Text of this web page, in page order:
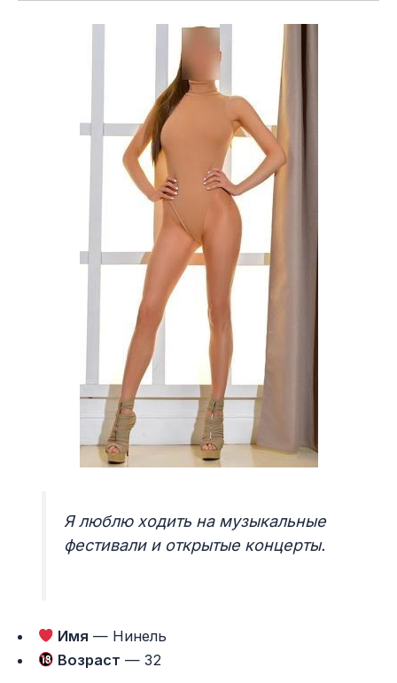
Я люблю ходить на музыкальные
фестивали и открытые концерты.
Имя — Нинель
Возраст — 32